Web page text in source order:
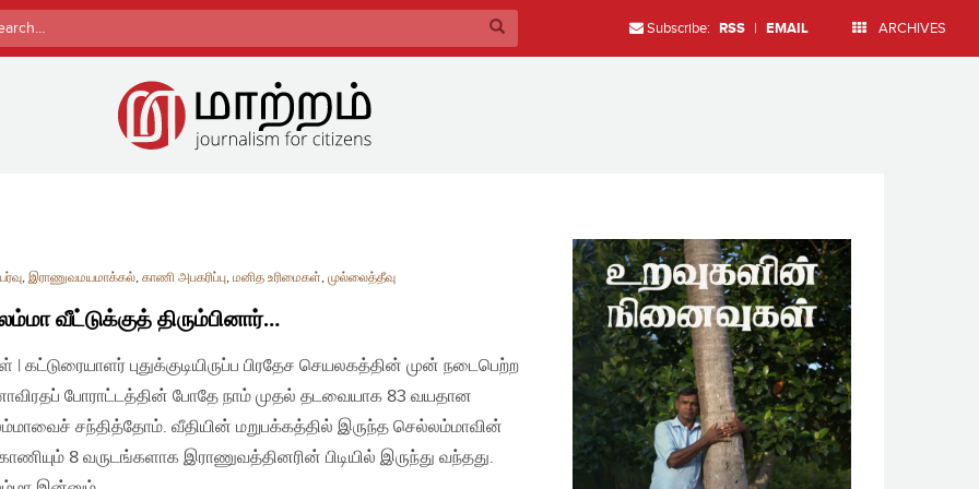
Subscribe: RSS | EMAIL ARCHIVES
, இராணுவமயமாக்கல், காணி அபகரிப்பு, மனித உரிமைகள், முல்லைத்தீவு
வீட்டுக்குத் திரும்பினார்…
| கட்டுரையாளர் புதுக்குடியிருப்ப பிரதேச செயலகத்தின் முன் நடைபெற்ற
போராட்டத்தின் போதே நாம் முதல் தடவையாக 83 வயதான
சந்தித்தோம். வீதியின் மறுபக்கத்தில் இருந்த செல்லம்மாவின்
8 வருடங்களாக இராணுவத்தினரின் பிடியில் இருந்து வந்தது.